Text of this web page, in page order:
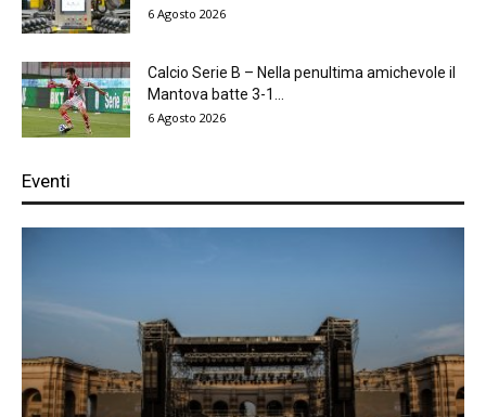
6 Agosto 2026
Calcio Serie B – Nella penultima amichevole il
Mantova batte 3-1...
6 Agosto 2026
Eventi